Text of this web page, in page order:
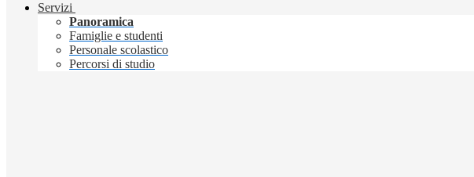
Servizi
Panoramica
Famiglie e studenti
Personale scolastico
Percorsi di studio